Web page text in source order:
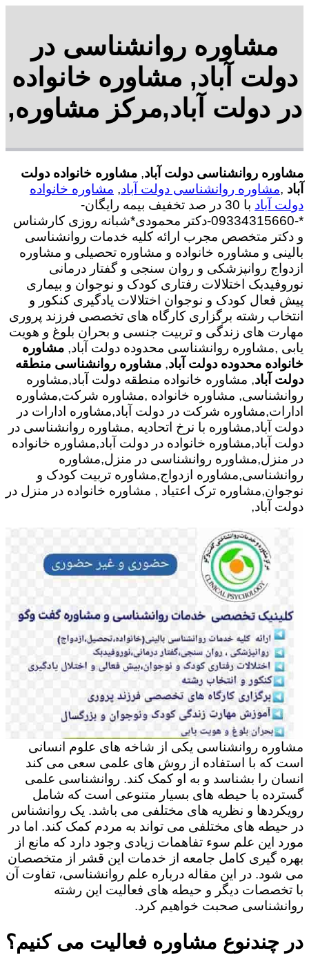
مشاوره روانشناسی در
دولت آباد, مشاوره خانواده
در دولت آباد,مرکز مشاوره,
مشاوره روانشناسی دولت آباد, مشاوره خانواده دولت
آباد ,مشاوره روانشناسی دولت آباد, مشاوره خانواده
دولت آباد با
30 در صد تخفیف بیمه رایگان-
*-09334315660-دکتر محمودی*شبانه روزی کارشناس
و دکتر متخصص مجرب ارائه کلیه خدمات روانشناسی
بالینی و مشاوره خانواده و مشاوره تحصیلی و مشاوره
ازدواج روانپزشکی و روان سنجی و گفتار درمانی
نوروفیدبک اختلالات رفتاری کودک و نوجوان و بیماری
پیش فعال کودک و نوجوان اختلالات یادگیری کنکور و
انتخاب رشته برگزاری کارگاه های تخصصی فرزند پروری
مهارت های زندگی و تربیت جنسی و بحران بلوغ و هویت
یابی ,مشاوره روانشناسی محدوده دولت آباد, مشاوره
خانواده محدوده دولت آباد, مشاوره روانشناسی منطقه
دولت آباد, مشاوره خانواده منطقه دولت آباد,مشاوره
روانشناسی, مشاوره خانواده ,مشاوره شرکت,مشاوره
ادارات,مشاوره شرکت در دولت آباد,مشاوره ادارات در
دولت آباد,مشاوره با نرخ اتحادیه ,مشاوره روانشناسی در
دولت آباد,مشاوره خانواده در دولت آباد,مشاوره خانواده
در منزل,مشاوره روانشناسی در منزل,مشاوره
روانشناسی,مشاوره ازدواج,مشاوره تربیت کودک و
نوجوان,مشاوره ترک اعتیاد , مشاوره خانواده در منزل در
دولت آباد,
مشاوره روانشناسی یکی از شاخه های علوم انسانی
است که با استفاده از روش های علمی سعی می کند
انسان را بشناسد و به او کمک کند. روانشناسی علمی
گسترده با حیطه های بسیار متنوعی است که شامل
رویکردها و نظریه های مختلفی می باشد. یک روانشناس
در حیطه های مختلفی می تواند به مردم کمک کند. اما در
مورد این علم سوء تفاهمات زیادی وجود دارد که مانع از
بهره گیری کامل جامعه از خدمات این قشر از متخصصان
می شود. در این مقاله درباره علم روانشناسی، تفاوت آن
با تخصصات دیگر و حیطه های فعالیت این رشته
روانشناسی صحبت خواهیم کرد.
در چندنوع مشاوره فعالیت می کنیم؟